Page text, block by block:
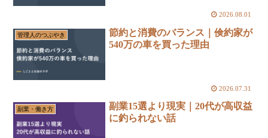
2026.08.01
管理人のつぶやき
節約と消費のバランス｜倹約家が
540万の車を買った理由
2026.07.31
副業・働き方
副業15選より現実｜20代が高収益
に釣られない話